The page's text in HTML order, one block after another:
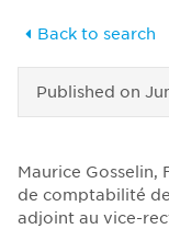
Back to search
Published on
Maurice Gosselin,
de comptabilité
adjoint au vice-